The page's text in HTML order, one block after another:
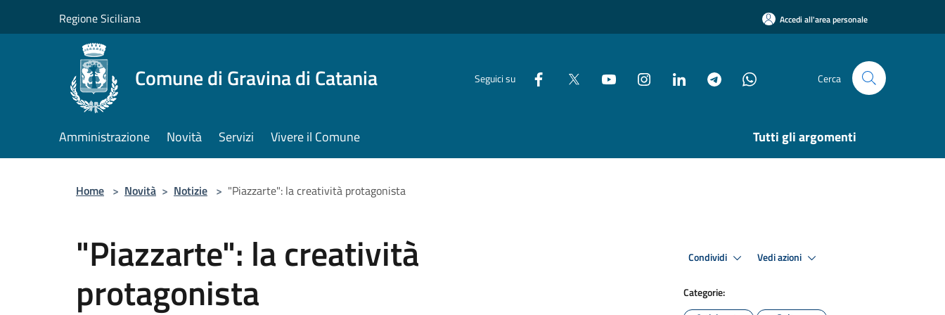
Regione Siciliana Accedi all'area personale
Comune di Gravina di Catania Seguici su Cerca
Amministrazione Novità Servizi Vivere il Comune Tutti gli argomenti
Home > Novità > Notizie > "Piazzarte": la creatività protagonista
"Piazzarte": la creatività
protagonista
Condividi Vedi azioni
Categorie: